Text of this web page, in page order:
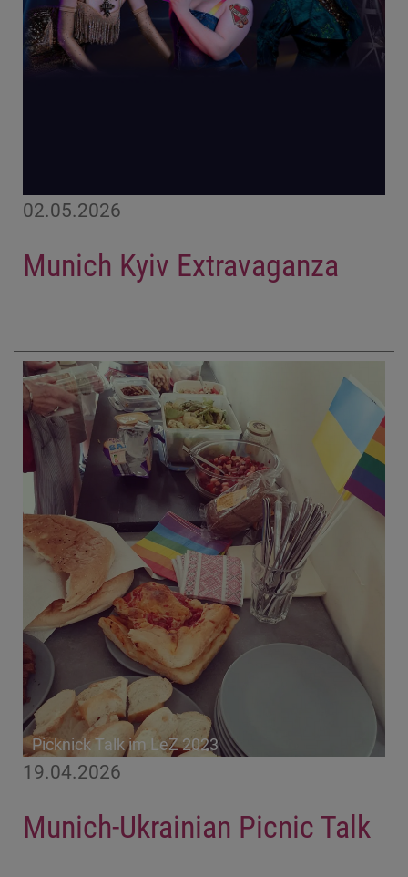
02.05.2026
Munich Kyiv Extravaganza
19.04.2026
Munich-Ukrainian Picnic Talk
Picknick Talk im LeZ 2023